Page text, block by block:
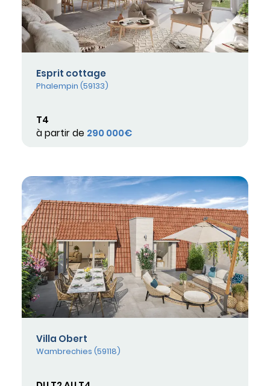
Esprit cottage
Phalempin (59133)
T4
à partir de 290 000€
Villa Obert
Wambrechies (59118)